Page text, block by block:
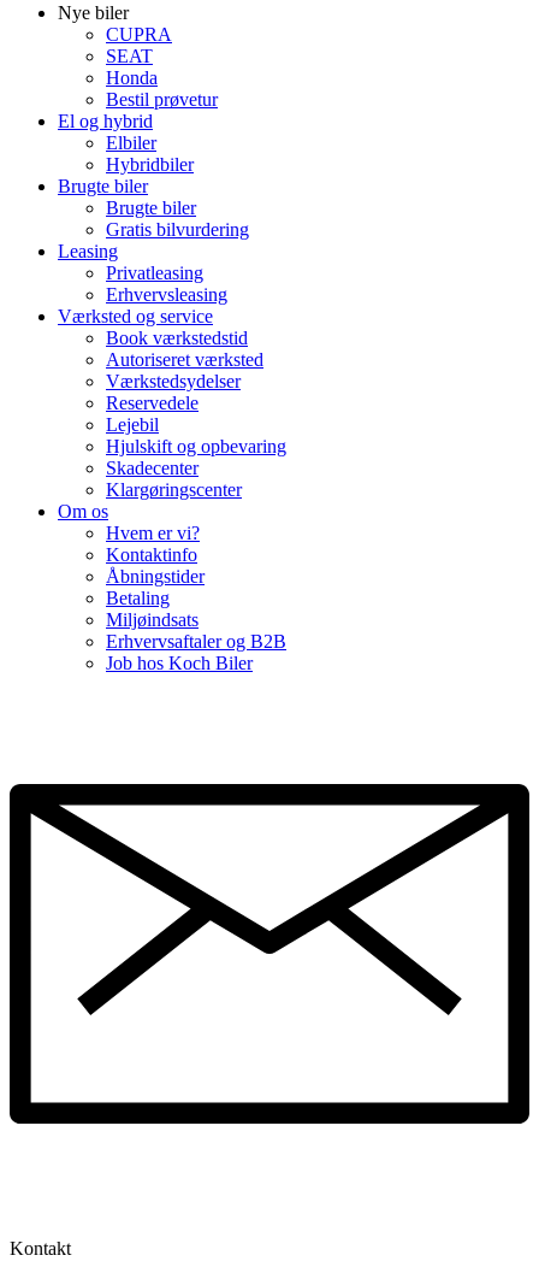
Nye biler
CUPRA
SEAT
Honda
Bestil prøvetur
El og hybrid
Elbiler
Hybridbiler
Brugte biler
Brugte biler
Gratis bilvurdering
Leasing
Privatleasing
Erhvervsleasing
Værksted og service
Book værkstedstid
Autoriseret værksted
Værkstedsydelser
Reservedele
Lejebil
Hjulskift og opbevaring
Skadecenter
Klargøringscenter
Om os
Hvem er vi?
Kontaktinfo
Åbningstider
Betaling
Miljøindsats
Erhvervsaftaler og B2B
Job hos Koch Biler
Kontakt